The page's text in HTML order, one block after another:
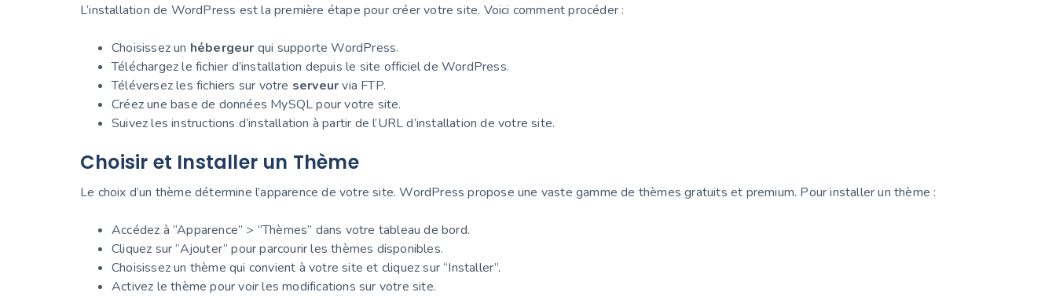
L’installation de WordPress est la première étape pour créer votre site. Voici comment procéder :
Choisissez un hébergeur qui supporte WordPress.
Téléchargez le fichier d’installation depuis le site officiel de WordPress.
Téléversez les fichiers sur votre serveurvia FTP.
Créez une base de données MySQL pour votre site.
Suivez les instructions d’installation à partir de l’URL d’installation de votre site.
Choisir et Installer un Thème
Le choix d’un thème détermine l’apparence de votre site. WordPress propose une vaste gamme de thèmes gratuits et premium. Pour installer un thème :
Accédez à “Apparence” > “Thèmes” dans votre tableau de bord.
Cliquez sur “Ajouter” pour parcourir les thèmes disponibles.
Choisissez un thème qui convient à votre site et cliquez sur “Installer”.
Activez le thème pour voir les modifications sur votre site.